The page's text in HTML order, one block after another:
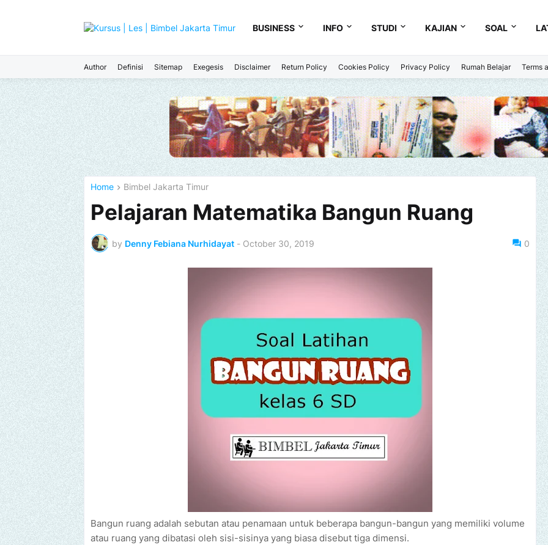
BUSINESS INFO STUDI KAJIAN SOAL
Author Definisi Sitemap Exegesis Disclaimer Return Policy Cookies Policy Privacy Policy Rumah Belajar Terms
Home Bimbel Jakarta Timur
Pelajaran Matematika Bangun Ruang
by Denny Febiana Nurhidayat - October 30, 2019 0
Bangun ruang adalah sebutan atau penamaan untuk beberapa bangun-bangun yang memiliki volume
atau ruang yang dibatasi oleh sisi-sisinya yang biasa disebut tiga dimensi.